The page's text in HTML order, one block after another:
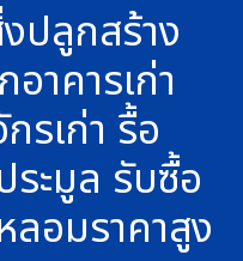
ปลูกสร้าง
าคารเก่า
รเก่า รื้อ
ระมูล รับซื้อ
ลอมราคาสูง